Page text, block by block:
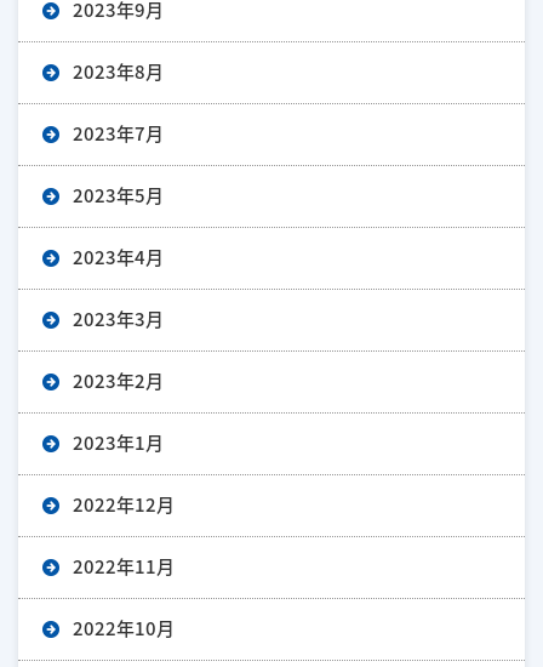
2023年9月
2023年8月
2023年7月
2023年5月
2023年4月
2023年3月
2023年2月
2023年1月
2022年12月
2022年11月
2022年10月